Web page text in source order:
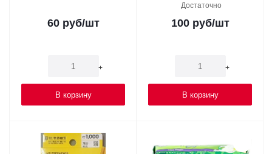
60руб/шт
+
В корзину
Достаточно
100руб/шт
+
В корзину